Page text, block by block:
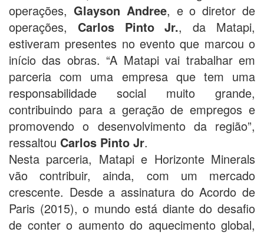
operações, Glayson Andree, e o diretor de
operações, Carlos Pinto Jr., da Matapi,
estiveram presentes no evento que marcou o
início das obras. “A Matapi vai trabalhar em
parceria com uma empresa que tem uma
responsabilidade social muito grande,
contribuindo para a geração de empregos e
promovendo o desenvolvimento da região”,
ressaltou Carlos Pinto Jr.
Nesta parceria, Matapi e Horizonte Minerals
vão contribuir, ainda, com um mercado
crescente. Desde a assinatura do Acordo de
Paris (2015), o mundo está diante do desafio
de conter o aumento do aquecimento global,